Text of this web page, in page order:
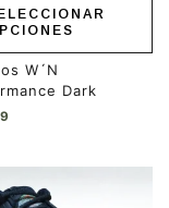
W´N
Dark